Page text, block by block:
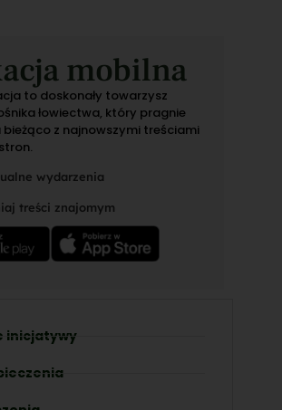
mobilna
to doskonały towarzysz
łowiectwa, który pragnie
z najnowszymi treściami
wydarzenia
treści znajomym
inicjatywy